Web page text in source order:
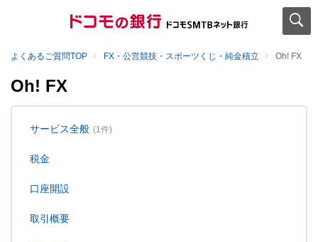
よくあるご質問TOP FX・公営競技・スポーツくじ・純金積立 Oh! FX
Oh! FX
サービス全般 (1件)
税金
口座開設
取引概要